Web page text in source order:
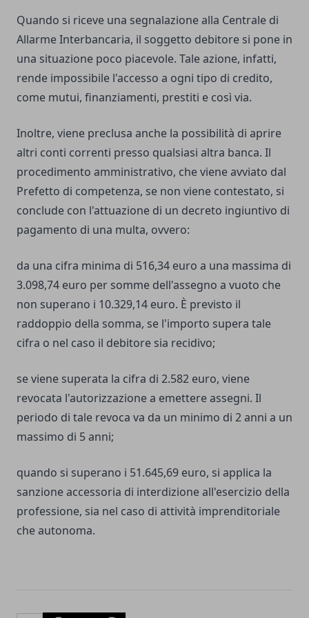
Quando si riceve una segnalazione alla Centrale di
Allarme Interbancaria, il soggetto debitore si pone in
una situazione poco piacevole. Tale azione, infatti,
rende impossibile l'accesso a ogni tipo di credito,
come mutui, finanziamenti, prestiti e così via.
Inoltre, viene preclusa anche la possibilità di aprire
altri conti correnti presso qualsiasi altra banca. Il
procedimento amministrativo, che viene avviato dal
Prefetto di competenza, se non viene contestato, si
conclude con l'attuazione di un decreto ingiuntivo di
pagamento di una multa, ovvero:
da una cifra minima di 516,34 euro a una massima di
3.098,74 euro per somme dell'assegno a vuoto che
non superano i 10.329,14 euro. È previsto il
raddoppio della somma, se l'importo supera tale
cifra o nel caso il debitore sia recidivo;
se viene superata la cifra di 2.582 euro, viene
revocata l'autorizzazione a emettere assegni. Il
periodo di tale revoca va da un minimo di 2 anni a un
massimo di 5 anni;
quando si superano i 51.645,69 euro, si applica la
sanzione accessoria di interdizione all'esercizio della
professione, sia nel caso di attività imprenditoriale
che autonoma.